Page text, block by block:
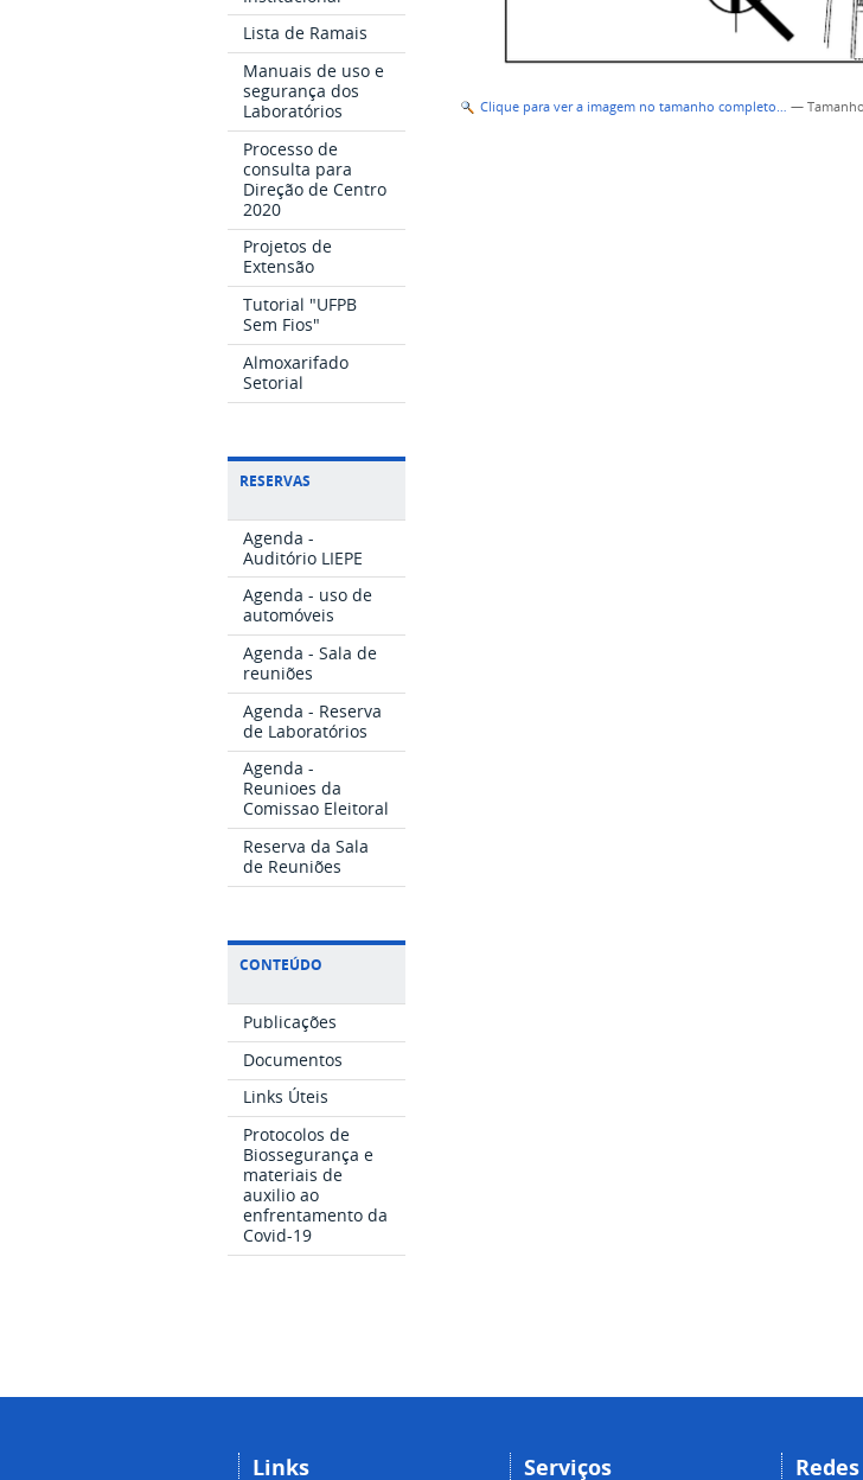
Lista de Ramais
Manuais de uso e
segurança dos
Laboratórios
Processo de
consulta para
Direção de Centro
2020
Projetos de
Extensão
Tutorial "UFPB
Sem Fios"
Almoxarifado
Setorial
RESERVAS
Agenda -
Auditório LIEPE
Agenda - uso de
automóveis
Agenda - Sala de
reuniões
Agenda - Reserva
de Laboratórios
Agenda -
Reunioes da
Comissao Eleitoral
Reserva da Sala
de Reuniões
CONTEÚDO
Publicações
Documentos
Links Úteis
Protocolos de
Biossegurança e
materiais de
auxilio ao
enfrentamento da
Covid-19
Clique para ver a imagem no tamanho completo… —Tamanho
Links Serviços